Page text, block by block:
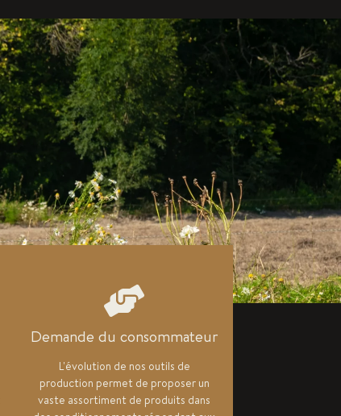
Demande du consommateur
L'évolution de nos outils de
production permet de proposer un
vaste assortiment de produits dans